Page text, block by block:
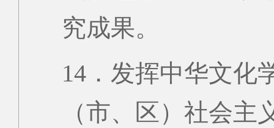
究成果。
14．发挥中华文化
（市、区）社会